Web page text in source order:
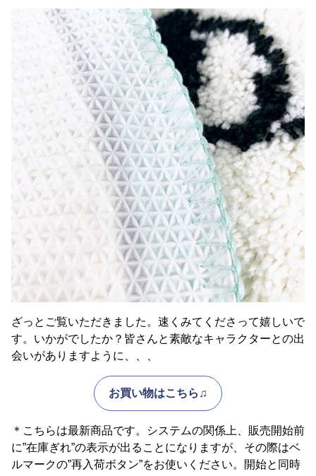
ざっとご覧いただきました。速くみてくださって嬉しいで
す。いかがでしたか？皆さんと素敵なキャラクターとの出
会いがありますように、、、
お買い物はこちら♫
＊こちらは最新商品です。システムの関係上、販売開始前
に”在庫ぎれ”の表示が出ることになりますが、その際はベ
ルマークの”再入荷ボタン”をお使いください。開始と同時